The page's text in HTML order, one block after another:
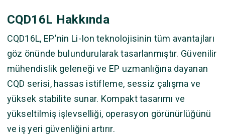
CQD16L Hakkında
CQD16L, EP'nin Li-Ion teknolojisinin tüm avantajları
göz önünde bulundurularak tasarlanmıştır. Güvenilir
mühendislik geleneği ve EP uzmanlığına dayanan
CQD serisi, hassas istifleme, sessiz çalışma ve
yüksek stabilite sunar. Kompakt tasarımı ve
yükseltilmiş işlevselliği, operasyon görünürlüğünü
ve iş yeri güvenliğini artırır.